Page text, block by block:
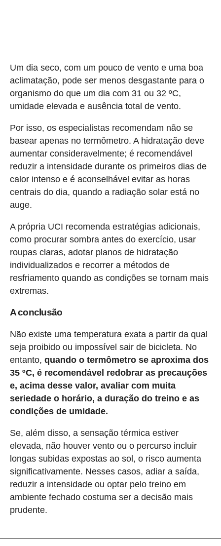
Um dia seco, com um pouco de vento e uma boa
aclimatação, pode ser menos desgastante para o
organismo do que um dia com 31 ou 32 ºC,
umidade elevada e ausência total de vento.
Por isso, os especialistas recomendam não se
basear apenas no termômetro. A hidratação deve
aumentar consideravelmente; é recomendável
reduzir a intensidade durante os primeiros dias de
calor intenso e é aconselhável evitar as horas
centrais do dia, quando a radiação solar está no
auge.
A própria UCI recomenda estratégias adicionais,
como procurar sombra antes do exercício, usar
roupas claras, adotar planos de hidratação
individualizados e recorrer a métodos de
resfriamento quando as condições se tornam mais
extremas.
A conclusão
Não existe uma temperatura exata a partir da qual
seja proibido ou impossível sair de bicicleta. No
entanto, quando o termômetro se aproxima dos
35 ºC, é recomendável redobrar as precauções
e, acima desse valor, avaliar com muita
seriedade o horário, a duração do treino e as
condições de umidade.
Se, além disso, a sensação térmica estiver
elevada, não houver vento ou o percurso incluir
longas subidas expostas ao sol, o risco aumenta
significativamente. Nesses casos, adiar a saída,
reduzir a intensidade ou optar pelo treino em
ambiente fechado costuma ser a decisão mais
prudente.